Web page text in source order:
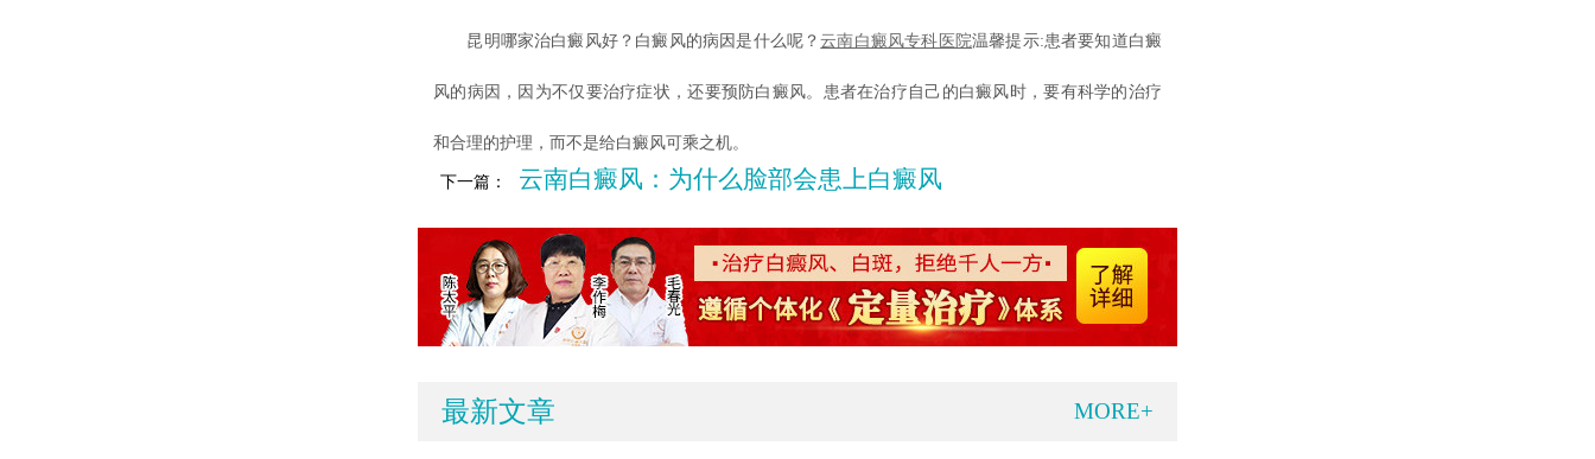
昆明哪家治白癜风好？白癜风的病因是什么呢？云南白癜风专科医院温馨提示:患者要知道白癜
风的病因，因为不仅要治疗症状，还要预防白癜风。患者在治疗自己的白癜风时，要有科学的治疗
和合理的护理，而不是给白癜风可乘之机。
下一篇： 云南白癜风：为什么脸部会患上白癜风
最新文章 MORE+